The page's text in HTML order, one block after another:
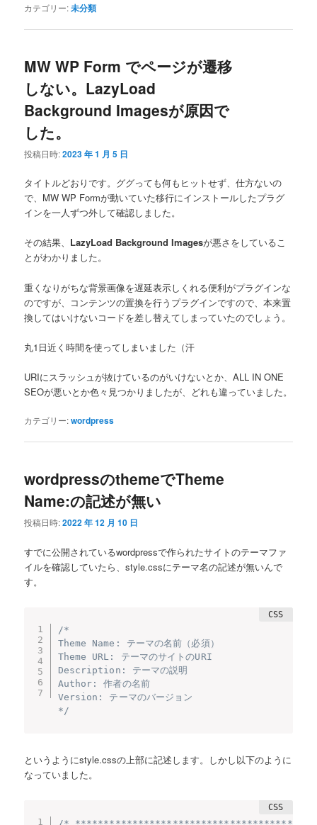
カテゴリー:未分類
MW WP Form でページが遷移
しない。LazyLoad
Background Imagesが原因で
した。
投稿日時:2023 年 1 月 5 日
タイトルどおりです。ググっても何もヒットせず、仕方ないの
で、MW WP Formが動いていた移行にインストールしたプラグ
インを一人ずつ外して確認しました。
その結果、 LazyLoad Background Imagesが悪さをしているこ
とがわかりました。
重くなりがちな背景画像を遅延表示しくれる便利がプラグインな
のですが、コンテンツの置換を行うプラグインですので、本来置
換してはいけないコードを差し替えてしまっていたのでしょう。
丸1日近く時間を使ってしまいました（汗
URIにスラッシュが抜けているのがいけないとか、ALL IN ONE
SEOが悪いとか色々見つかりましたが、どれも違っていました。
カテゴリー:wordpress
wordpressのthemeでTheme
Name:の記述が無い
投稿日時:2022 年 12 月 10 日
すでに公開されているwordpressで作られたサイトのテーマファ
イルを確認していたら、style.cssにテーマ名の記述が無いんで
す。
/*
Theme Name: テーマの名前（必須）
Theme URL: テーマのサイトのURI
Description: テーマの説明
Author: 作者の名前
Version: テーマのバージョン
*/
というようにstyle.cssの上部に記述します。しかし以下のように
なっていました。